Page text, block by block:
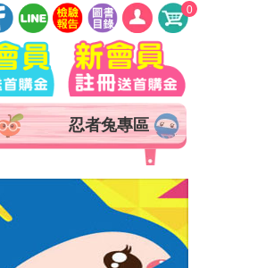
0
登入
註冊
會員中心
查詢訂單
追蹤清單
抵用券 x 0 張
忍者兔專區